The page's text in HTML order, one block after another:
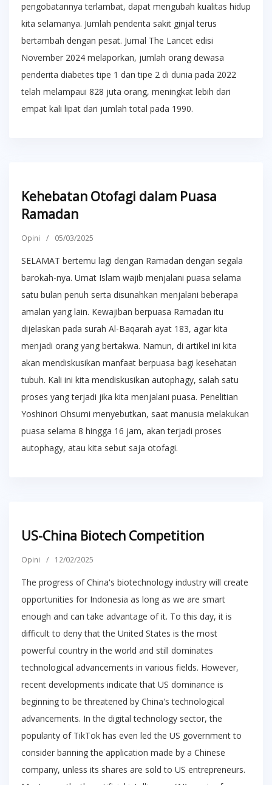
pengobatannya terlambat, dapat mengubah kualitas hidup
kita selamanya. Jumlah penderita sakit ginjal terus
bertambah dengan pesat. Jurnal The Lancet edisi
November 2024 melaporkan, jumlah orang dewasa
penderita diabetes tipe 1 dan tipe 2 di dunia pada 2022
telah melampaui 828 juta orang, meningkat lebih dari
empat kali lipat dari jumlah total pada 1990.
Kehebatan Otofagi dalam Puasa
Ramadan
Opini / 05/03/2025
SELAMAT bertemu lagi dengan Ramadan dengan segala
barokah-nya. Umat Islam wajib menjalani puasa selama
satu bulan penuh serta disunahkan menjalani beberapa
amalan yang lain. Kewajiban berpuasa Ramadan itu
dijelaskan pada surah Al-Baqarah ayat 183, agar kita
menjadi orang yang bertakwa. Namun, di artikel ini kita
akan mendiskusikan manfaat berpuasa bagi kesehatan
tubuh. Kali ini kita mendiskusikan autophagy, salah satu
proses yang terjadi jika kita menjalani puasa. Penelitian
Yoshinori Ohsumi menyebutkan, saat manusia melakukan
puasa selama 8 hingga 16 jam, akan terjadi proses
autophagy, atau kita sebut saja otofagi.
US-China Biotech Competition
Opini / 12/02/2025
The progress of China's biotechnology industry will create
opportunities for Indonesia as long as we are smart
enough and can take advantage of it. To this day, it is
difficult to deny that the United States is the most
powerful country in the world and still dominates
technological advancements in various fields. However,
recent developments indicate that US dominance is
beginning to be threatened by China's technological
advancements. In the digital technology sector, the
popularity of TikTok has even led the US government to
consider banning the application made by a Chinese
company, unless its shares are sold to US entrepreneurs.